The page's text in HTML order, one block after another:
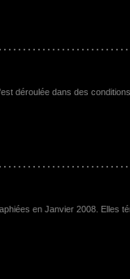
déroulée dans des
en Janvier 2008. Elles